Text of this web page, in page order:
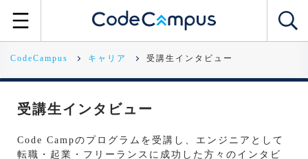
CodeCampus キャリア 受講生インタビュー
受講生インタビュー
Code Campのプログラムを受講し、エンジニアとして
転職・起業・フリーランスに成功した方々のインタビ